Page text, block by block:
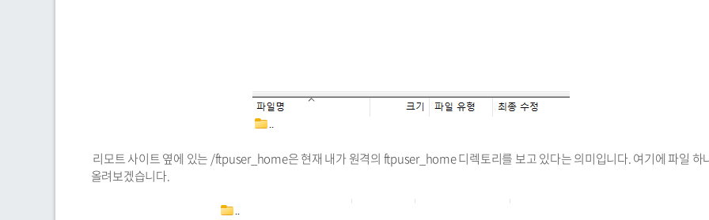
리모트 사이트 옆에 있는 /ftpuser_home은 현재 내가 원격의 ftpuser_home 디렉토리를 보고 있다는 의미입니다. 여기에 파일 하
올려보겠습니다.